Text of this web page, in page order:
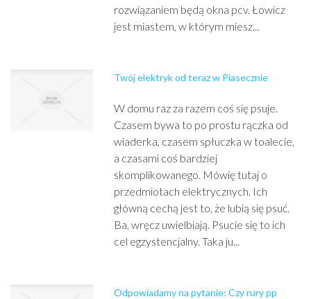
rozwiązaniem będą okna pcv. Łowicz
jest miastem, w którym miesz...
Twój elektryk od teraz w Piasecznie
W domu raz za razem coś się psuje.
Czasem bywa to po prostu rączka od
wiaderka, czasem spłuczka w toalecie,
a czasami coś bardziej
skomplikowanego. Mówię tutaj o
przedmiotach elektrycznych. Ich
główną cechą jest to, że lubią się psuć.
Ba, wręcz uwielbiają. Psucie się to ich
cel egzystencjalny. Taka ju...
Odpowiadamy na pytanie: Czy rury pp